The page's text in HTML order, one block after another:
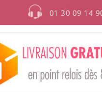
01 30 09 14